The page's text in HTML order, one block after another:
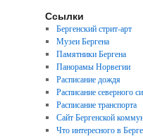
Ссылки
Бергенский стрит-арт
Музеи Бергена
Памятники Бергена
Панорамы Норвегии
Расписание дождя
Расписание северного
Расписание транспорта
Сайт Бергенской
Что интересного в